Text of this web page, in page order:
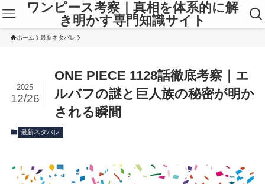
ワンピース考察｜真相を体系的に解
き明かす専門知識サイト
ホーム 最新ネタバレ
ONE PIECE 1128話徹底考察｜エ
ルバフの謎と巨人族の秘密が明か
される瞬間
2025
12/26
最新ネタバレ